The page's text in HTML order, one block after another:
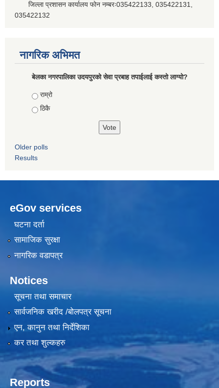
जिल्ला प्रशासन कार्यालय फोन नम्बरः035422133, 035422131,
035422132
नागरिक अभिमत
बेलका नगरपालिका उदयपुरको सेवा प्रबाह तपाईलाई कस्तो लाग्यो?
Choices
राम्रो
ठिकै
Older polls
Results
eGov services
घटना दर्ता
सामाजिक सुरक्षा
नागरिक वडापत्र
Notices
सूचना तथा समाचार
सार्वजनिक खरीद /बोलपत्र सूचना
एन, कानुन तथा निर्देशिका
कर तथा शुल्कहरु
Reports